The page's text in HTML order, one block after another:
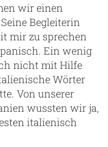
wir einen
Begleiterin
mir zu sprechen
Ein wenig
nicht mit Hilfe
Wörter
Von unserer
wussten wir ja,
italienisch